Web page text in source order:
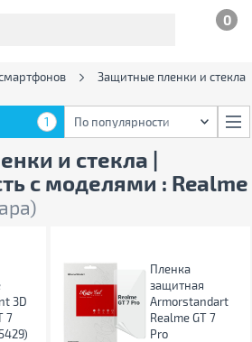
0
Защитные пленки и стекла
и стекла |
с моделями : Realme
1 По популярности
3D
7
Пленка
защитная
Armorstandart
Realme GT 7
Pro
1 По популярности